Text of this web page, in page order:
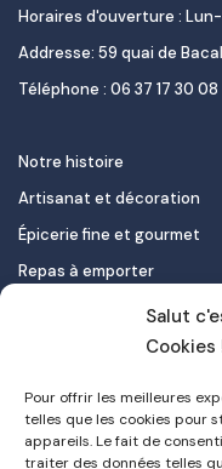
Salut
Cookies
Pour offrir les meilleures
telles que les cookies pour
appareils. Le fait de
traiter des données telles
Horaires d'ouverture : Lun-
Addresse: 59 quai de
Téléphone : 06 37 17 30 08
Notre histoire
Artisanat et décoration
Épicerie fine et gourmet
Repas à emporter
Le pastel de nata
Contact
Mon compte